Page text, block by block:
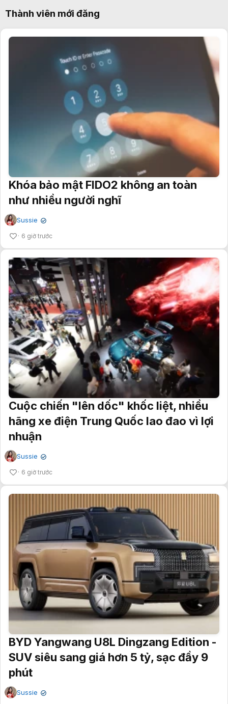
Thành viên mới đăng
Khóa bảo mật FIDO2 không an toàn
như nhiều người nghĩ
Sussie ✔
6 giờ trước
Cuộc chiến "lên dốc" khốc liệt, nhiều
hãng xe điện Trung Quốc lao đao vì lợi
nhuận
Sussie ✔
6 giờ trước
BYD Yangwang U8L Dingzang Edition -
SUV siêu sang giá hơn 5 tỷ, sạc đầy 9
phút
Sussie ✔